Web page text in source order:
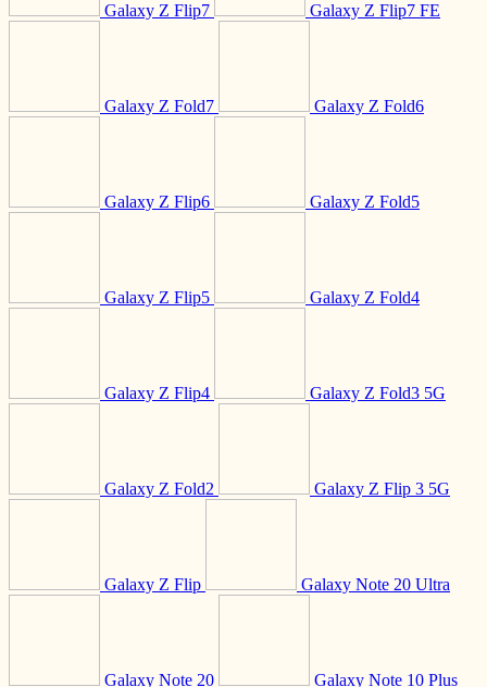
Galaxy Z Flip7 Galaxy Z Flip7 FE
Galaxy Z Fold7 Galaxy Z Fold6
Galaxy Z Flip6 Galaxy Z Fold5
Galaxy Z Flip5 Galaxy Z Fold4
Galaxy Z Flip4 Galaxy Z Fold3 5G
Galaxy Z Fold2 Galaxy Z Flip 3 5G
Galaxy Z Flip Galaxy Note 20 Ultra
Galaxy Note 20 Galaxy Note 10 Plus